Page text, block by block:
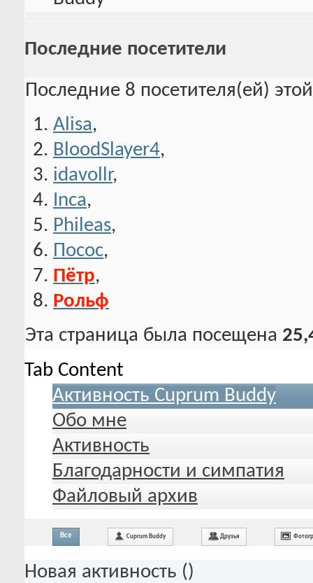
Последние посетители
Последние 8 посетителя(ей)
Alisa,
BloodSlayer4,
idavollr,
Inca,
Phileas,
Посос,
Пётр,
Рольф
Эта страница была посещена
Tab Content
Активность Cuprum Buddy
Обо мне
Активность
Благодарности и симпатия
Файловый архив
Все Cuprum Buddy Друзья
Новая активность ()